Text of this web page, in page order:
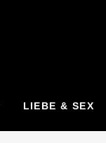
LIEBE & SEX